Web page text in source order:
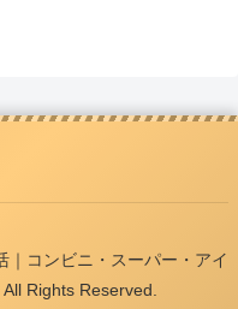
コンビニ・スーパー・アイ
Rights Reserved.